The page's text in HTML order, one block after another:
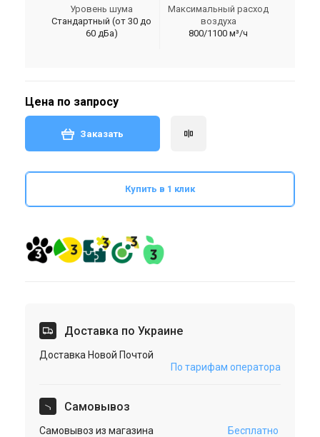
Уровень шума
Стандартный (от 30 до
60 дБа)
Максимальный расход
воздуха
800/1100 м³/ч
Цена по запросу
Заказать
Купить в 1 клик
Доставка по Украине
Доставка Новой Почтой
По тарифам оператора
Cамовывоз
Самовывоз из магазина Бесплатно